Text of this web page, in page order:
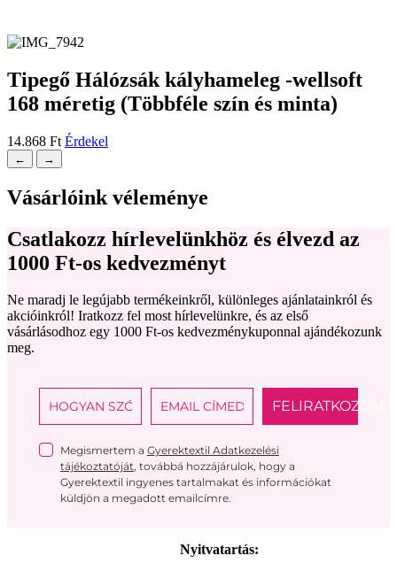
Tipegő Hálózsák kályhameleg -wellsoft
168 méretig (Többféle szín és minta)
14.868 Ft Érdekel
← →
Vásárlóink véleménye
Csatlakozz hírlevelünkhöz és élvezd az
1000 Ft-os kedvezményt
Ne maradj le legújabb termékeinkről, különleges ajánlatainkról és
akcióinkról! Iratkozz fel most hírlevelünkre, és az első
vásárlásodhoz egy 1000 Ft-os kedvezménykuponnal ajándékozunk
meg.
FELIRATKOZOM
Megismertem a Gyerektextil Adatkezelési
tájékoztatóját, továbbá hozzájárulok, hogy a
Gyerektextil ingyenes tartalmakat és információkat
küldjön a megadott emailcímre.
Nyitvatartás: